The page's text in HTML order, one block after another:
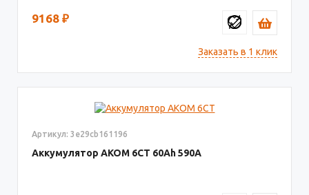
9168 ₽
Заказать в 1 клик
Артикул: 3e29cb161196
Аккумулятор AКОМ 6СТ 60 590